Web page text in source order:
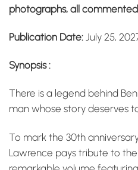
photographs, all
Publication Date: July 25,
Synopsis :
There is a legend behind
man whose story deserves
To mark the 30th
Lawrence pays tribute to